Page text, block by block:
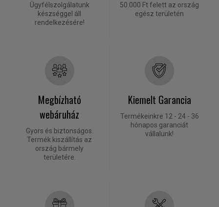
Ügyfélszolgálatunk
készséggel áll
rendelkezésére!
50.000 Ft felett az ország
egész területén
Megbízható
webáruház
Gyors és biztonságos.
Termék kiszállítás az
ország bármely
területére.
Kiemelt Garancia
Termékeinkre 12 - 24 - 36
hónapos garanciát
vállalunk!